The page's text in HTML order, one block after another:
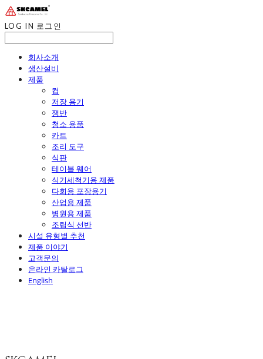
LOG IN 로그인
회사소개
생산설비
제품
컵
저장 용기
쟁반
청소 용품
카트
조리 도구
식판
테이블 웨어
식기세척기용 제품
다회용 포장용기
산업용 제품
병원용 제품
조립식 선반
시설 유형별 추천
제품 이야기
고객문의
온라인 카탈로그
English